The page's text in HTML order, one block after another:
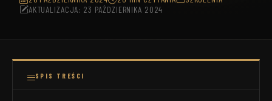
AKTUALIZACJA: 23 PAŹDZIERNIKA 2024
SPIS TREŚCI